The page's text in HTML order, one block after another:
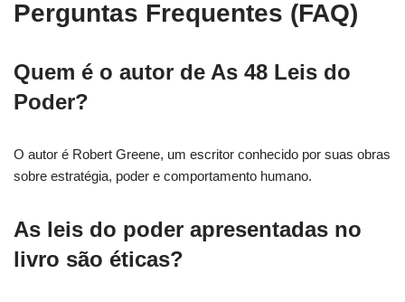
Perguntas Frequentes (FAQ)
Quem é o autor de As 48 Leis do
Poder?
O autor é Robert Greene, um escritor conhecido por suas obras
sobre estratégia, poder e comportamento humano.
As leis do poder apresentadas no
livro são éticas?